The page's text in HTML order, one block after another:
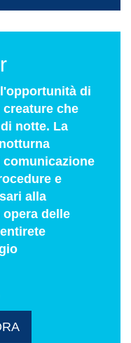
di
che
notte. La
e
alla
delle